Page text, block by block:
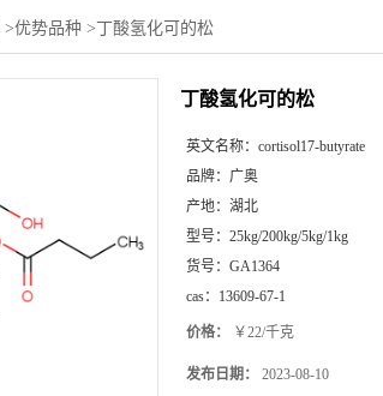
>优势品种 >丁酸氢化可的松
丁酸氢化可的松
英文名称： cortisol17-butyrate
品牌： 广奥
产地： 湖北
型号： 25kg/200kg/5kg/1kg
货号： GA1364
cas： 13609-67-1
价格： ￥22/千克
发布日期： 2023-08-10